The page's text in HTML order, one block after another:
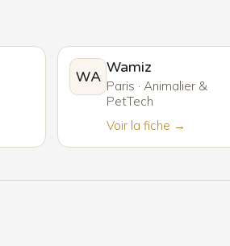
WA
Wamiz
Paris · Animalier &
PetTech
Voir la fiche →